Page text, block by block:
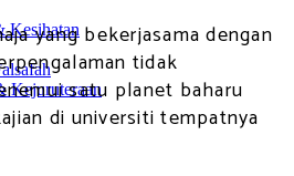
Kesihatan
Kejuruteraan
yang bekerjasama dengan
tidak
satu planet baharu
di universiti tempatnya